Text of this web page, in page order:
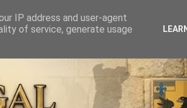
PODER ANJOS LENDAS
IP address and user-agent
of service, generate usage